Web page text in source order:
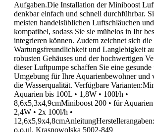
Aufgaben.Die Installation der Miniboost
denkbar einfach und schnell durchführbar.
meisten handelsüblichen Luftschläuchen
kompatibel, sodass Sie sie mühelos in Ihr
integrieren können. Zudem zeichnet sich die
Wartungsfreundlichkeit und Langlebigkeit
robusten Gehäuses und der hochwertigen
dieser Luftpumpe schaffen Sie eine gesunde
Umgebung für Ihre Aquarienbewohner und
die Wasserqualität. Verfügbare
Aquarien bis 100L • 1,8W • 100l/h •
8,6x5,3x4,9cmMiniboost 200 • für
2,4W • 2x 100l/h •
o.o.ul. Krasnowolska 5002-849